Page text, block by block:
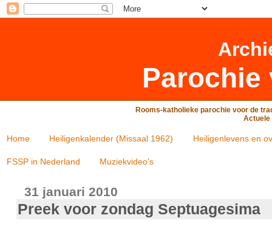
Parochie
Rooms-katholieke parochie voor de
Actuele
Home Heiligenkalender (Missaal 1962) Heiligenlevens en
FSSP in Nederland Muziekvideo's
31 januari 2010
Preek voor zondag Septuagesima